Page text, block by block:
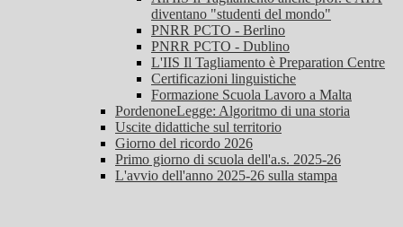
diventano "studenti del mondo"
PNRR PCTO - Berlino
PNRR PCTO - Dublino
L'IIS Il Tagliamento è Preparation Centre
Certificazioni linguistiche
Formazione Scuola Lavoro a Malta
PordenoneLegge: Algoritmo di una storia
Uscite didattiche sul territorio
Giorno del ricordo 2026
Primo giorno di scuola dell'a.s. 2025-26
L'avvio dell'anno 2025-26 sulla stampa